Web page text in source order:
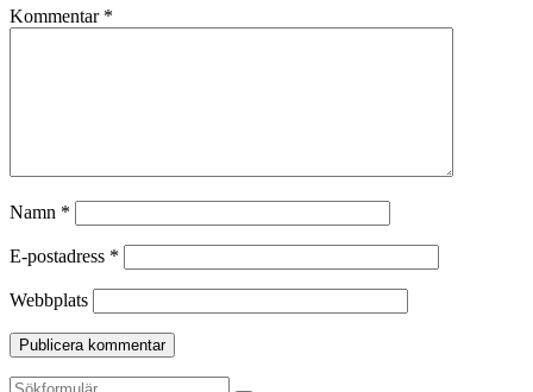
Kommentar *
Namn *
E-postadress *
Webbplats